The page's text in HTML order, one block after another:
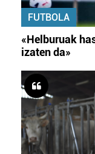
FUTBOLA
«Helburuak
izaten da»